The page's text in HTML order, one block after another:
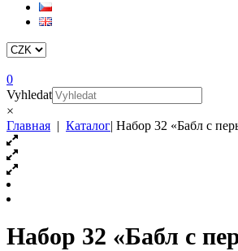
0
Vyhledat
×
Главная | Каталог| Набор 32 «Бабл с
Набор 32 «Бабл с